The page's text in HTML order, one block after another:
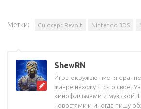
Метки: Culdcept Revolt Nintendo 3DS
ShewRN
Игры окружают меня с
жанре нахожу что-то своё.
кинофильмами и музыкой.
новостями и иногда пишу